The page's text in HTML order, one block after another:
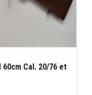
60cm Cal. 20/76 et